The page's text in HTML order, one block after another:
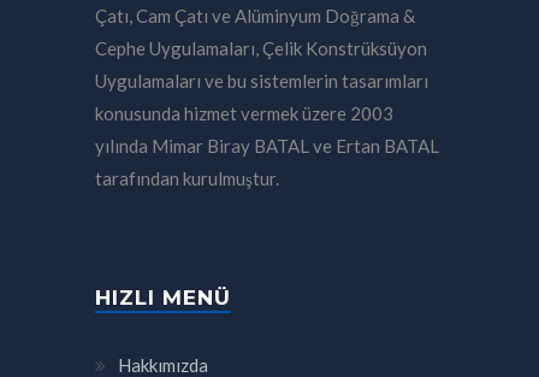
Çatı, Cam Çatı ve Alüminyum Doğrama &
Cephe Uygulamaları, Çelik Konstrüksüyon
Uygulamaları ve bu sistemlerin tasarımları
konusunda hizmet vermek üzere 2003
yılında Mimar Biray BATAL ve Ertan BATAL
tarafından kurulmuştur.
HIZLI MENÜ
Hakkımızda